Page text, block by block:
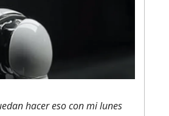
hacer eso con mi lunes